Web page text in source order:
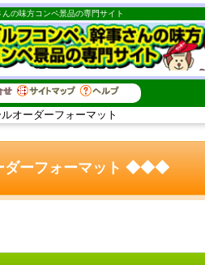
の味方コンペ景品の専門サイト
オーダーフォーマット
ーフォーマット ◆◆◆